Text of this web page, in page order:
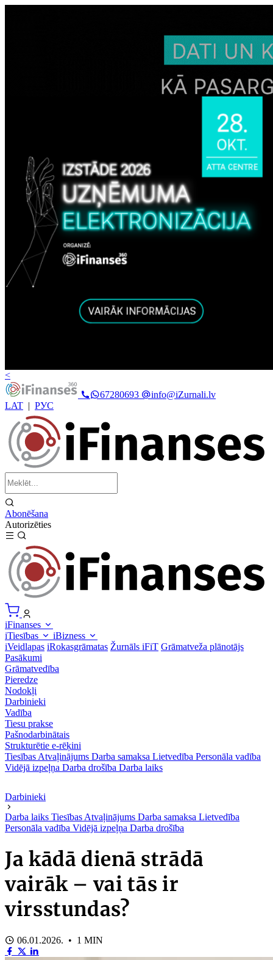
<
67280693
info@iZurnali.lv
LAT | РУС
Abonēšana
Autorizēties
iFinanses
iTiesības
iBizness
iVeidlapas iRokasgrāmatas Žurnāls iFiT Grāmatveža plānotājs
Pasākumi
Grāmatvedība
Pieredze
Nodokļi
Darbinieki
Vadība
Tiesu prakse
Pašnodarbinātais
Strukturētie e-rēķini
Tiesības Atvaļinājums Darba samaksa Lietvedība Personāla vadība
Vidējā izpeļņa Darba drošība Darba laiks
Darbinieki
Darba laiks Tiesības Atvaļinājums Darba samaksa Lietvedība
Personāla vadība Vidējā izpeļņa Darba drošība
Ja kādā dienā strādā
vairāk – vai tās ir
virsstundas?
06.01.2026. • 1 MIN